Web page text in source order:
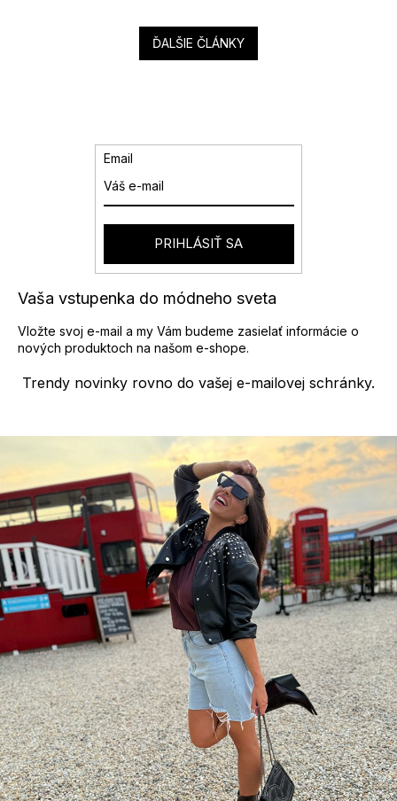
ĎALŠIE ČLÁNKY
Trendy novinky rovno do vašej e-mailovej schránky.
Vaša vstupenka do módneho sveta
Vložte svoj e-mail a my Vám budeme zasielať informácie o
nových produktoch na našom e-shope.
Email
PRIHLÁSIŤ SA